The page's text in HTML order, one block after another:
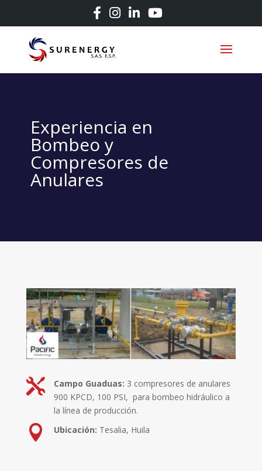
Experiencia en
Bombeo y
Compresores de
Anulares
 Campo Guaduas: 3 compresores de anulares
900 KPCD, 100 PSI, para bombeo hidráulico a
la línea de producción.
 Ubicación: Tesalia, Huila